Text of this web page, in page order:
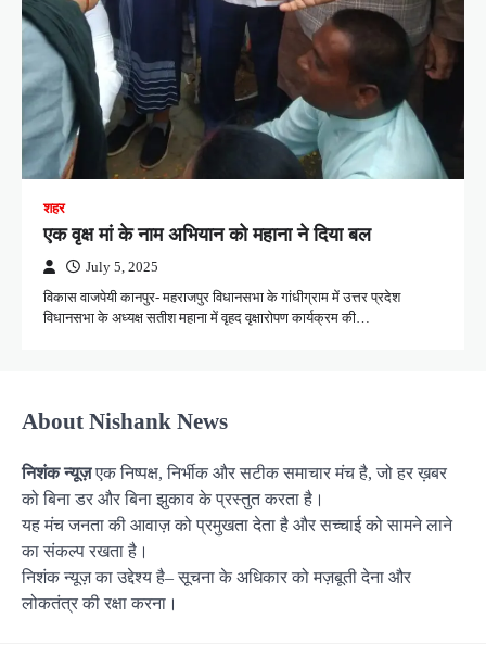
शहर
एक वृक्ष मां के नाम अभियान को महाना ने दिया बल
July 5, 2025
विकास वाजपेयी कानपुर- महराजपुर विधानसभा के गांधीग्राम में उत्तर प्रदेश
विधानसभा के अध्यक्ष सतीश महाना में वृहद वृक्षारोपण कार्यक्रम की…
About Nishank News
निशंक न्यूज़एक निष्पक्ष, निर्भीक और सटीक समाचार मंच है, जो हर ख़बर
को बिना डर और बिना झुकाव के प्रस्तुत करता है।
यह मंच जनता की आवाज़ को प्रमुखता देता है और सच्चाई को सामने लाने
का संकल्प रखता है।
निशंक न्यूज़ का उद्देश्य है– सूचना के अधिकार को मज़बूती देना और
लोकतंत्र की रक्षा करना।